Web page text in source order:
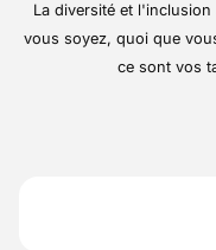
La diversité et
vous soyez, quoi que
ce sont vos